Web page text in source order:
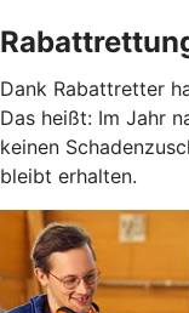
Dank Rabattretter
Das heißt: Im Jahr
keinen
bleibt erhalten.